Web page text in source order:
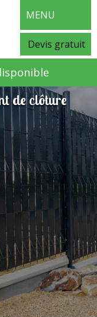
MENU
Devis gratuit
de clôture